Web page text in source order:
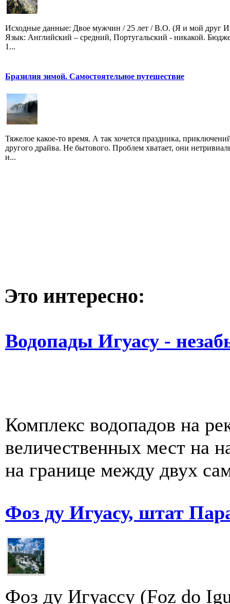
Исходные данные: Двое мужчин / 25 лет / В.О. (Я и мой друг
Язык: Английский – средний, Португальский - никакой.
1...
Бразилия зимой. Самостоятельное путешествие
Тяжелое какое-то время. А так хочется праздника,
другого драйва. Не бытового. Проблем хватает, они
и...
Это интересно:
Водопады Игуасу -
Комплекс водопадов на
величественных мест на
на границе между двух
Фоз ду Игуасу, штат
Фоз ду Игуасcу (Foz dо